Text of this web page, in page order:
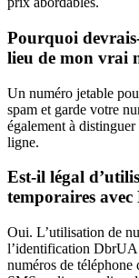
Pourquoi
lieu de mon vrai
Un numéro jetable
spam et garde votre
également à
ligne.
Est-il légal
temporaires
Oui. L’utilisation de
l’identification DbrUA
numéros de